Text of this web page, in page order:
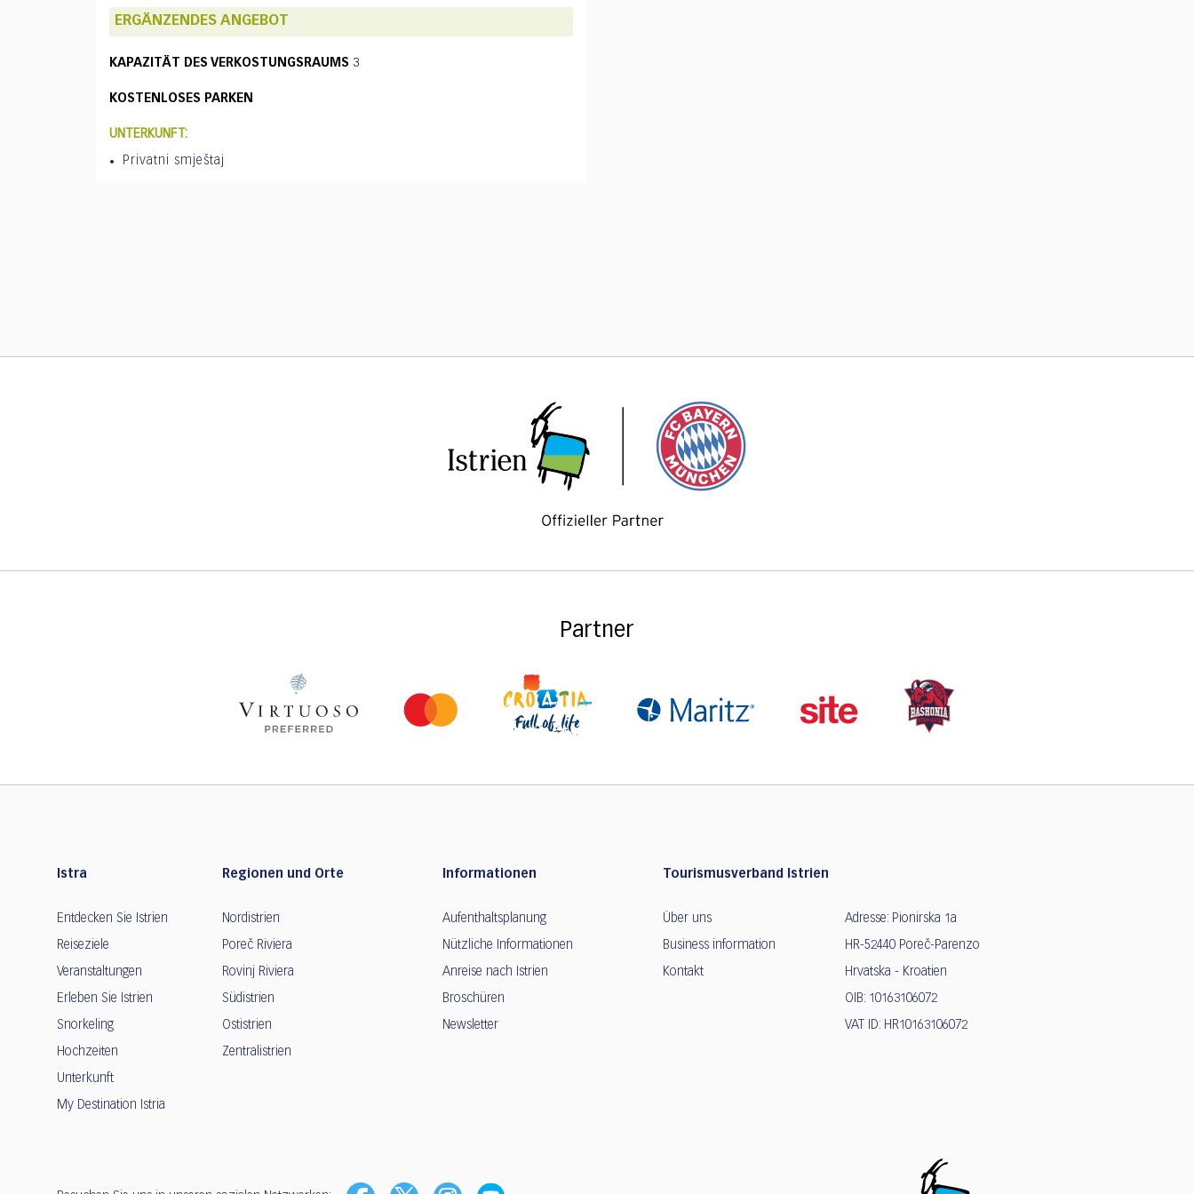
ERGÄNZENDES ANGEBOT
KAPAZITÄT DES VERKOSTUNGSRAUMS 3
KOSTENLOSES PARKEN
UNTERKUNFT:
Privatni smještaj
Partner
Istra
Entdecken Sie Istrien
Reiseziele
Veranstaltungen
Erleben Sie Istrien
Snorkeling
Hochzeiten
Unterkunft
My Destination Istria
Regionen und Orte
Nordistrien
Poreč Riviera
Rovinj Riviera
Südistrien
Ostistrien
Zentralistrien
Informationen
Aufenthaltsplanung
Nützliche Informationen
Anreise nach Istrien
Broschüren
Newsletter
Tourismusverband Istrien
Über uns
Business information
Kontakt
Adresse: Pionirska 1a
HR-52440 Poreč-Parenzo
Hrvatska - Kroatien
OIB: 10163106072
VAT ID: HR10163106072